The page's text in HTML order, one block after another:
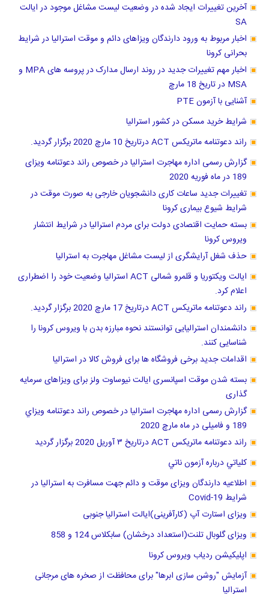
آخرین تغییرات ایجاد شده در وضعیت لیست مشاغل موجود در ایالت
SA
اخبار مربوط به ورود دارندگان ویزاهای دائم و موقت استرالیا در شرایط
بحرانی کرونا
اخبار مهم تغییرات جدید در روند ارسال مدارک در پروسه های MPA و
MSA در تاریخ 18 مارچ
آشنایی با آزمون PTE
شرایط خرید مسکن در کشور استرالیا
راند دعوتنامه ماتریکس ACT درتاریخ 10 مارچ 2020 برگزار گردید.
گزارش رسمی اداره مهاجرت استرالیا در خصوص راند دعوتنامه ویزای
189 در ماه فوریه 2020
تغییرات جدید ساعات کاری دانشجویان خارجی به صورت موقت در
شرایط شیوع بیماری کرونا
بسته حمایت اقتصادی دولت برای مردم استرالیا در شرایط انتشار
ویروس کرونا
حذف شغل آرایشگری از لیست مشاغل مهاجرت به استرالیا
ایالت ویکتوریا و قلمرو شمالی ACT استرالیا وضعیت خود را اضطراری
اعلام کرد.
راند دعوتنامه ماتریکس ACT درتاریخ 17 مارچ 2020 برگزار گردید.
دانشمندان استرالیایی توانستند نحوه مبارزه بدن با ویروس کرونا را
شناسایی کنند.
اقدامات جدید برخی فروشگاه ها برای فروش کالا در استرالیا
بسته شدن موقت اسپانسری ایالت نیوساوت ولز برای ویزاهای سرمایه
گذاری
گزارش رسمی اداره مهاجرت استرالیا در خصوص راند دعوتنامه ويزاي
189 و فامیلی در ماه مارچ 2020
راند دعوتنامه ماتریکس ACT درتاریخ ٣ آوریل 2020 برگزار گرديد
كلياتي درباره آزمون ناتي
اطلاعیه دارندگان ویزای موقت و دائم جهت مسافرت به استرالیا در
شرایط Covid-19
ویزای استارت آپ (کارآفرینی)ایالت استرالیا جنوبی
ویزای گلوبال تلنت(استعداد درخشان) سابکلاس 124 و 858
اپلیکیشن ردیاب ویروس کرونا
آزمایش "روشن سازی ابرها" برای محافظت از صخره های مرجانی
استرالیا